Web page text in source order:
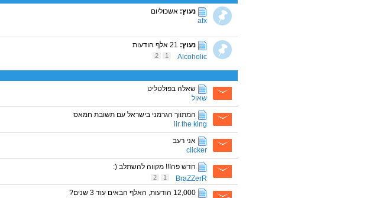
נעוץ: אשכוליום
afx
נעוץ: 21 אלף הודעות
Alcoholic
1
2
שאלה בפולטליט
שאול
המתווך הגרמני בישראל עם תשובת חמאס
lir the king
אני רעב
clicker
חדש פה!!! מקווה להשתלב (:
BraZZerR
1
2
12,000 הודעות, האלף הבאים עוד 3 שנים?